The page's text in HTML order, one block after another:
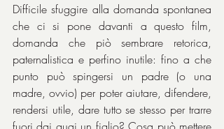
Difficile sfuggire alla domanda spontanea
che ci si pone davanti a questo film,
domanda che piò sembrare retorica,
paternalistica e perfino inutile: fino a che
punto può spingersi un padre (o una
madre, ovvio) per poter aiutare, difendere,
rendersi utile, dare tutto se stesso per trarre